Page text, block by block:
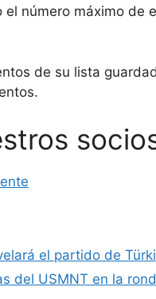
el número máximo de
de su lista
el partido de
del USMNT en la